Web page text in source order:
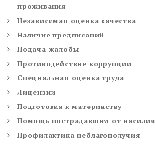
проживания
Независимая оценка качества
Наличие предписаний
Подача жалобы
Противодействие коррупции
Специальная оценка труда
Лицензии
Подготовка к материнству
Помощь пострадавшим от насилия
Профилактика неблагополучия